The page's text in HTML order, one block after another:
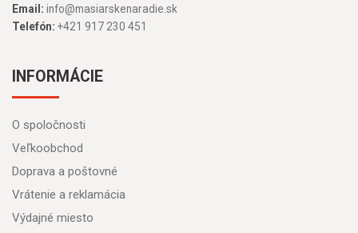
Email: info@masiarskenaradie.sk
Telefón: +421 917 230 451
INFORMÁCIE
O spoločnosti
Veľkoobchod
Doprava a poštovné
Vrátenie a reklamácia
Výdajné miesto